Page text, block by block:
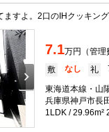
7.1万円（管理
敷 なし 礼
東海道本線・山
兵庫県神戸市長
1LDK / 29.96m²